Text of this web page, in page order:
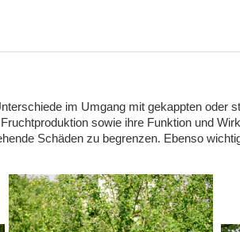
im Umgang mit gekappten oder
sowie ihre Funktion und
Schäden zu begrenzen. Ebenso